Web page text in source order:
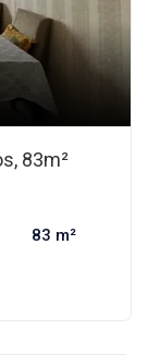
83m²
83 m²